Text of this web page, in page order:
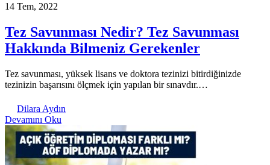
14 Tem, 2022
Tez Savunması Nedir? Tez Savunması
Hakkında Bilmeniz Gerekenler
Tez savunması, yüksek lisans ve doktora tezinizi bitirdiğinizde
tezinizin başarısını ölçmek için yapılan bir sınavdır.…
Dilara Aydın
Devamını Oku